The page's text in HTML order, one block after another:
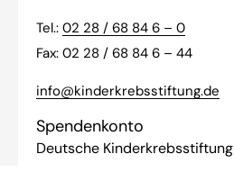
Tel.: 02 28 / 68 84 6 – 0
Fax: 02 28 / 68 84 6 – 44
info@kinderkrebsstiftung.de
Spendenkonto
Deutsche Kinderkrebsstiftung